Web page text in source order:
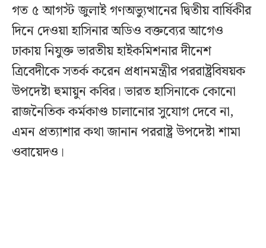
গত ৫ আগস্ট জুলাই গণঅভ্যুত্থানের দ্বিতীয় বার্ষিকীর
দিনে দেওয়া হাসিনার অডিও বক্তব্যের আগেও
ঢাকায় নিযুক্ত ভারতীয় হাইকমিশনার দীনেশ
ত্রিবেদীকে সতর্ক করেন প্রধানমন্ত্রীর পররাষ্ট্রবিষয়ক
উপদেষ্টা হুমায়ুন কবির। ভারত হাসিনাকে কোনো
রাজনৈতিক কর্মকাণ্ড চালানোর সুযোগ দেবে না,
এমন প্রত্যাশার কথা জানান পররাষ্ট্র উপদেষ্টা শামা
ওবায়েদও।